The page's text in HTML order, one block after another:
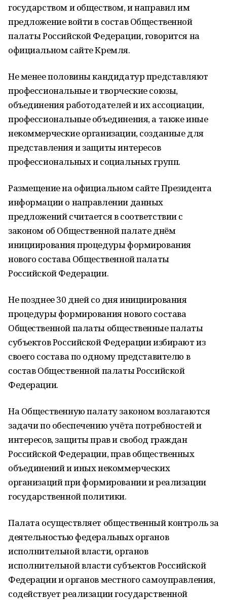
государством и обществом, и направил им
предложение войти в состав Общественной
палаты Российской Федерации, говорится на
официальном сайте Кремля.
Не менее половины кандидатур представляют
профессиональные и творческие союзы,
объединения работодателей и их ассоциации,
профессиональные объединения, а также иные
некоммерческие организации, созданные для
представления и защиты интересов
профессиональных и социальных групп.
Размещение на официальном сайте Президента
информации о направлении данных
предложений считается в соответствии с
законом об Общественной палате днём
инициирования процедуры формирования
нового состава Общественной палаты
Российской Федерации.
Не позднее 30 дней со дня инициирования
процедуры формирования нового состава
Общественной палаты общественные палаты
субъектов Российской Федерации избирают из
своего состава по одному представителю в
состав Общественной палаты Российской
Федерации.
На Общественную палату законом возлагаются
задачи по обеспечению учёта потребностей и
интересов, защиты прав и свобод граждан
Российской Федерации, прав общественных
объединений и иных некоммерческих
организаций при формировании и реализации
государственной политики.
Палата осуществляет общественный контроль за
деятельностью федеральных органов
исполнительной власти, органов
исполнительной власти субъектов Российской
Федерации и органов местного самоуправления,
содействует реализации государственной